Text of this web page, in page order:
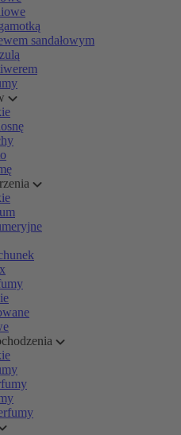
sandałowym